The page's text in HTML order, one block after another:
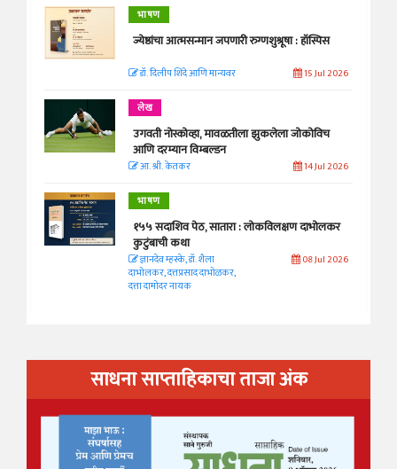
भाषण
ज्येष्ठांचा आत्मसन्मान जपणारी रुग्णशुश्रूषा : हॉस्पिस
डॉ. दिलीप शिंदे आणि मान्यवर 15 Jul 2026
लेख
उगवती नोस्कोव्हा, मावळतीला झुकलेला जोकोविच
आणि दरम्यान विम्बल्डन
आ. श्री. केतकर 14 Jul 2026
भाषण
१५५ सदाशिव पेठ, सातारा : लोकविलक्षण दाभोलकर
कुटुंबाची कथा
ज्ञानदेव म्हस्के, डॉ. शैला
दाभोलकर, दत्तप्रसाद दाभोळकर,
दत्ता दामोदर नायक
08 Jul 2026
साधना साप्ताहिकाचा ताजा अंक